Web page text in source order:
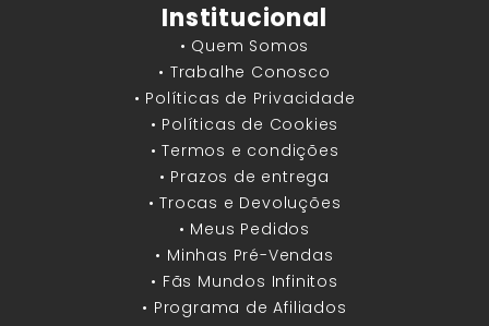
Institucional
• Quem Somos
• Trabalhe Conosco
• Políticas de Privacidade
• Políticas de Cookies
• Termos e condições
• Prazos de entrega
• Trocas e Devoluções
• Meus Pedidos
• Minhas Pré-Vendas
• Fãs Mundos Infinitos
• Programa de Afiliados